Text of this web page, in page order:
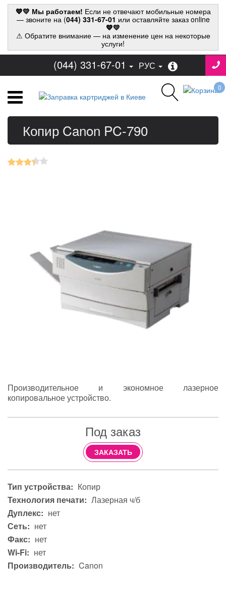
💙💛 Мы работаем! Если не отвечают мобильные номера
— звоните на (044) 331-67-01 или оставляйте заказ online
💙💛
⚠ Обратите внимание — на изменение цен на некоторые
услуги!
(044) 331-67-01 РУС
0
Копир Canon PC-790
Производительное и экономное лазерное
копировальное устройство.
Под заказ
ЗАКАЗАТЬ
Тип устройства: Копир
Технология печати: Лазерная ч/б
Дуплекс: нет
Сеть: нет
Факс: нет
Wi-Fi: нет
Производитель: Canon